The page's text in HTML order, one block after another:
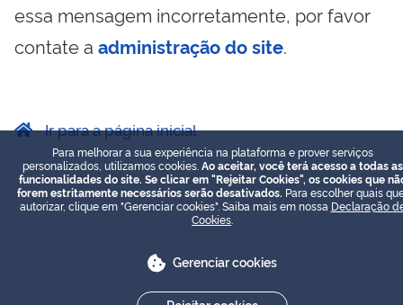
essa mensagem incorretamente, por favor
contate a administração do site.
Ir para a página inicial
Para melhorar a sua experiência na plataforma e prover serviços
personalizados, utilizamos cookies. Ao aceitar, você terá acesso a todas as
funcionalidades do site. Se clicar em "Rejeitar Cookies", os cookies que
forem estritamente necessários serão desativados. Para escolher quais
autorizar, clique em "Gerenciar cookies". Saiba mais em nossa Declaração
Cookies
Gerenciar cookies